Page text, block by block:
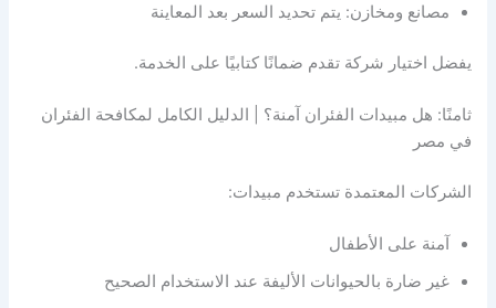
مصانع ومخازن: يتم تحديد السعر بعد المعاينة
يفضل اختيار شركة تقدم ضمانًا كتابيًا على الخدمة.
ثامنًا: هل مبيدات الفئران آمنة؟ | الدليل الكامل لمكافحة الفئران
في مصر
الشركات المعتمدة تستخدم مبيدات:
آمنة على الأطفال
غير ضارة بالحيوانات الأليفة عند الاستخدام الصحيح